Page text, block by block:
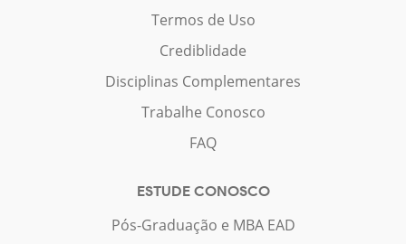
Termos de Uso
Crediblidade
Disciplinas Complementares
Trabalhe Conosco
FAQ
ESTUDE CONOSCO
Pós-Graduação e MBA EAD